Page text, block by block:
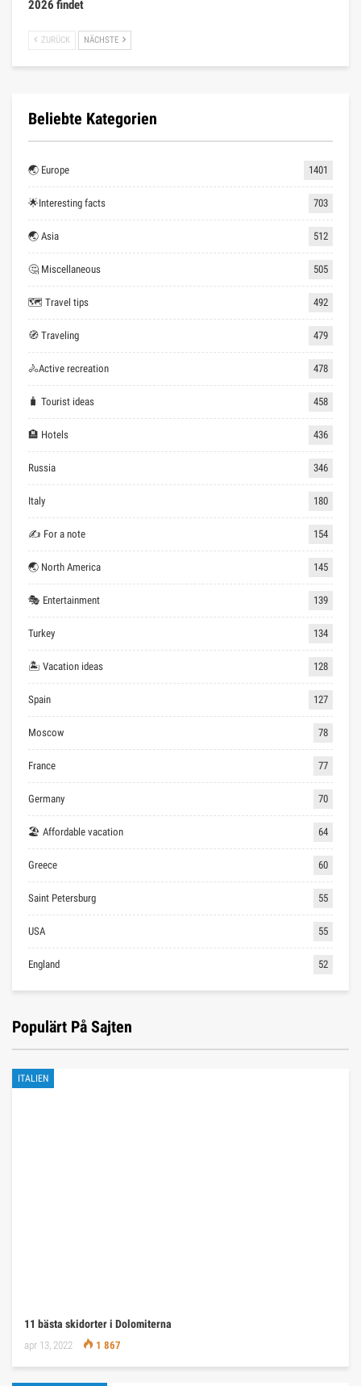
2026 findet
ZURÜCK NÄCHSTE
Beliebte Kategorien
🌏 Europe 1401
🌟Interesting facts 703
🌏 Asia 512
🤔 Miscellaneous 505
🗺 Travel tips 492
🧭 Traveling 479
🚴Active recreation 478
🧳 Tourist ideas 458
🏨 Hotels 436
Russia 346
Italy 180
✍ For a note 154
🌏 North America 145
🎭 Entertainment 139
Turkey 134
🏝 Vacation ideas 128
Spain 127
Moscow 78
France 77
Germany 70
🏖 Affordable vacation 64
Greece 60
Saint Petersburg 55
USA 55
England 52
Populärt På Sajten
ITALIEN
11 bästa skidorter i Dolomiterna
apr 13, 2022 1 867